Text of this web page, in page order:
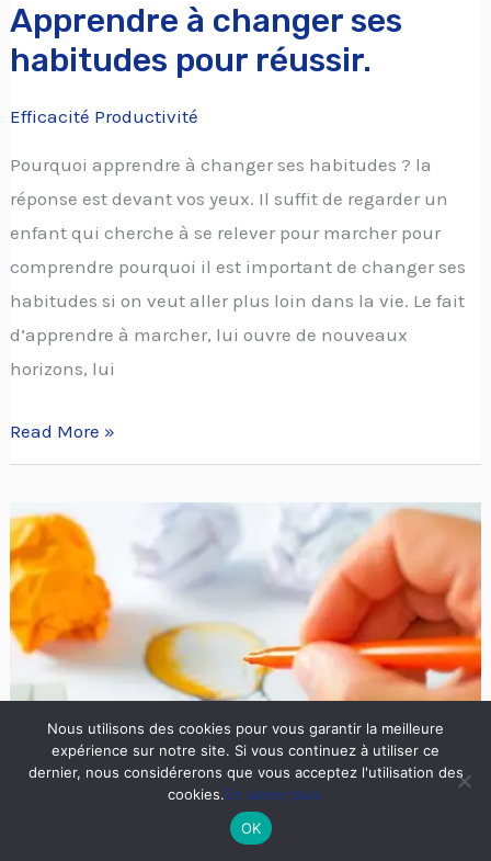
Apprendre à changer ses
habitudes pour réussir.
Efficacité Productivité
Pourquoi apprendre à changer ses habitudes ? la
réponse est devant vos yeux. Il suffit de regarder un
enfant qui cherche à se relever pour marcher pour
comprendre pourquoi il est important de changer ses
habitudes si on veut aller plus loin dans la vie. Le fait
d’apprendre à marcher, lui ouvre de nouveaux
horizons, lui
Read More »
Décider
aujourd’hui
de
changer
quelque
chose
dans
votre
Nous utilisons des cookies pour vous garantir la meilleure
expérience sur notre site. Si vous continuez à utiliser ce
dernier, nous considérerons que vous acceptez l'utilisation des
cookies.En savoir plus.
OK